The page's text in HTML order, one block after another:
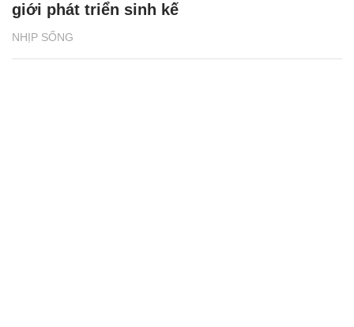
NHỊP SỐNG
giới phát triển sinh kế